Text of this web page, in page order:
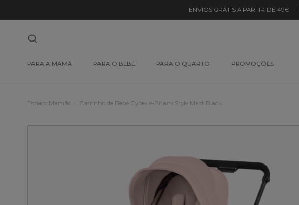
ENVIOS GRÁTIS A PARTIR DE 49€ ·
PARA A MAMÃ PARA O BEBÉ PARA O QUARTO PROMOÇÕES
Espaço Mamãs Carrinho de Bebé Cybex e-Priam Style Matt Black